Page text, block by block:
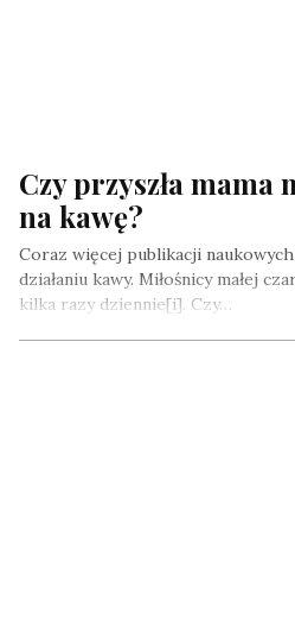
Czy przyszła mama
na kawę?
Coraz więcej publikacji
działaniu kawy. Miłośnicy małej
kilka razy dziennie[i]. Czy…